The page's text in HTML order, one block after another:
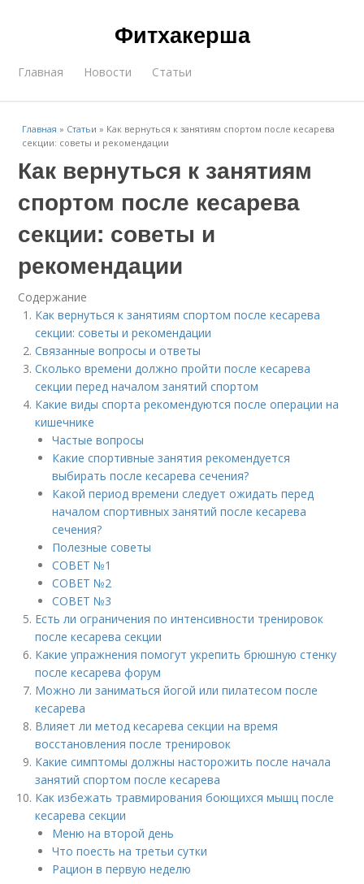
Фитхакерша
Главная Новости Статьи
Главная » Статьи » Как вернуться к занятиям спортом после кесарева
секции: советы и рекомендации
Как вернуться к занятиям
спортом после кесарева
секции: советы и
рекомендации
Содержание
Как вернуться к занятиям спортом после кесарева
секции: советы и рекомендации
Связанные вопросы и ответы
Сколько времени должно пройти после кесарева
секции перед началом занятий спортом
Какие виды спорта рекомендуются после операции на
кишечнике
Частые вопросы
Какие спортивные занятия рекомендуется
выбирать после кесарева сечения?
Какой период времени следует ожидать перед
началом спортивных занятий после кесарева
сечения?
Полезные советы
СОВЕТ №1
СОВЕТ №2
СОВЕТ №3
Есть ли ограничения по интенсивности тренировок
после кесарева секции
Какие упражнения помогут укрепить брюшную стенку
после кесарева форум
Можно ли заниматься йогой или пилатесом после
кесарева
Влияет ли метод кесарева секции на время
восстановления после тренировок
Какие симптомы должны насторожить после начала
занятий спортом после кесарева
Как избежать травмирования боющихся мышц после
кесарева секции
Меню на второй день
Что поесть на третьи сутки
Рацион в первую неделю